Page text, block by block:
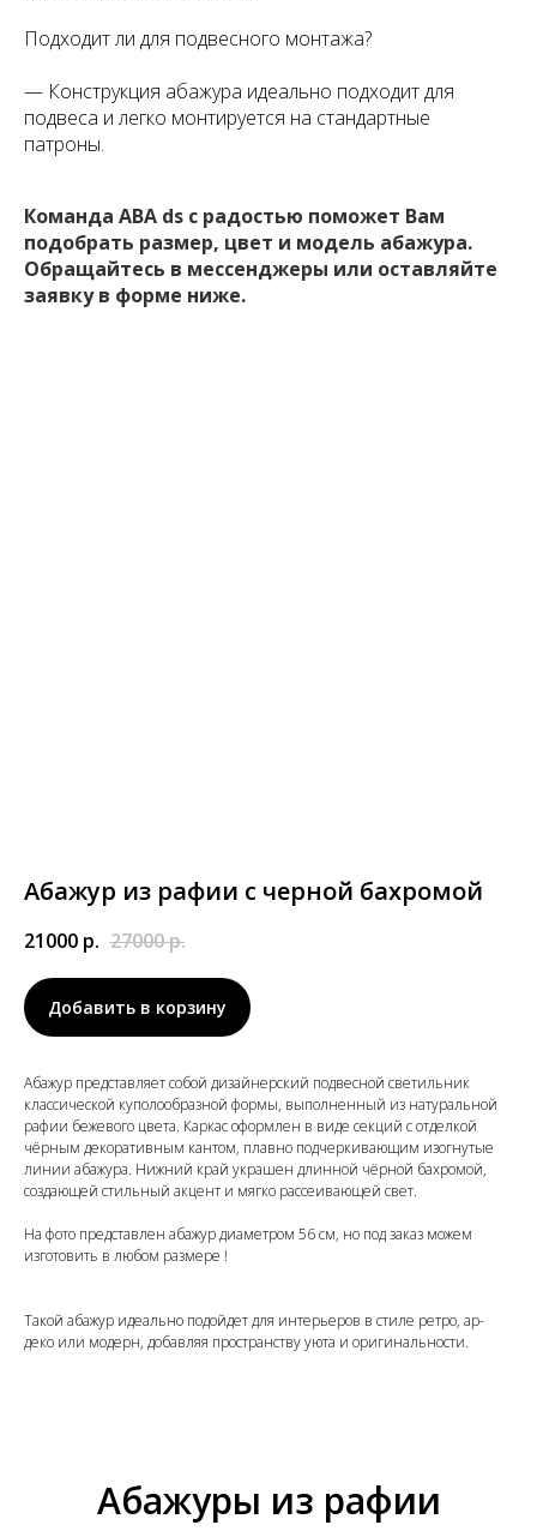
Подходит ли для подвесного монтажа?
— Конструкция абажура идеально подходит для
подвеса и легко монтируется на стандартные
патроны.
Команда ABA ds с радостью поможет Вам
подобрать размер, цвет и модель абажура.
Обращайтесь в мессенджеры или оставляйте
заявку в форме ниже.
Абажур из рафии с черной бахромой
21000 р. 27000р.
Добавить в корзину
Абажур представляет собой дизайнерский подвесной светильник
классической куполообразной формы, выполненный из натуральной
рафии бежевого цвета. Каркас оформлен в виде секций с отделкой
чёрным декоративным кантом, плавно подчеркивающим изогнутые
линии абажура. Нижний край украшен длинной чёрной бахромой,
создающей стильный акцент и мягко рассеивающей свет.
На фото представлен абажур диаметром 56 см, но под заказ можем
изготовить в любом размере !
Такой абажур идеально подойдет для интерьеров в стиле ретро, ар-
деко или модерн, добавляя пространству уюта и оригинальности.
Абажуры из рафии